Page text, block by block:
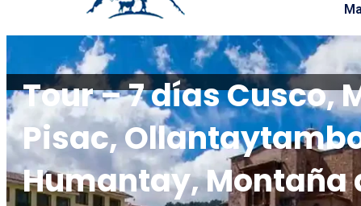
Tour – 7 días Cusco,
Pisac,
Humantay, Montaña